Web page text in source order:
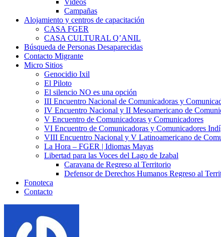
Videos
Campañas
Alojamiento y centros de capacitación
CASA FGER
CASA CULTURAL Q’ANIL
Búsqueda de Personas Desaparecidas
Contacto Migrante
Micro Sitios
Genocidio Ixil
El Piloto
El silencio NO es una opción
III Encuentro Nacional de Comunicadoras y
IV Encuentro Nacional y II Mesoamericano de
V Encuentro de Comunicadoras y Comunicadores
VI Encuentro de Comunicadoras y Comunicadores
VIII Encuentro Nacional y V Latinoamericano de
La Hora – FGER | Idiomas Mayas
Libertad para las Voces del Lago de Izabal
Caravana de Regreso al Territorio
Defensor de Derechos Humanos Regreso al
Fonoteca
Contacto